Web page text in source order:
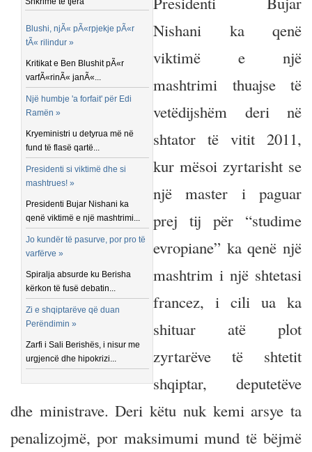
Blushi, njÃ« pÃ«rpjekje pÃ«r
tÃ« rilindur »
Kritikat e Ben Blushit pÃ«r
varfÃ«rinÃ« janÃ«...
Një humbje 'a forfait' për Edi
Ramën »
Kryeministri u detyrua më në
fund të flasë qartë...
Presidenti si viktimë dhe si
mashtrues! »
Presidenti Bujar Nishani ka
qenë viktimë e një mashtrimi...
Jo kundër të pasurve, por pro të
varfërve »
Spiralja absurde ku Berisha
kërkon të fusë debatin...
Zi e shqiptarëve që duan
Perëndimin »
Zarfi i Sali Berishës, i nisur me
urgjencë dhe hipokrizi...
Nishani ka qenë
viktimë e një
mashtrimi thuajse të
vetëdijshëm deri në
shtator të vitit 2011,
kur mësoi zyrtarisht se
një master i paguar
prej tij për “studime
evropiane” ka qenë një
mashtrim i një shtetasi
francez, i cili ua ka
shituar atë plot
zyrtarëve të shtetit
shqiptar, deputetëve
dhe ministrave. Deri këtu nuk kemi arsye ta
penalizojmë, por maksimumi mund të bëjmë